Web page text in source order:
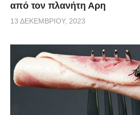
από τον πλανήτη Αρη
13 ΔΕΚΕΜΒΡΊΟΥ, 2023